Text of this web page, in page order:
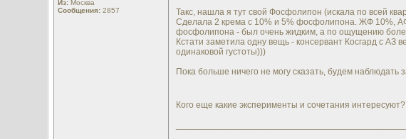
Из:Москва
Сообщения:2857 Такс, нашла я тут свой Фосфолипон (искала по всей
Сделала 2 крема с 10% и 5% фосфолипона. ЖФ 10%, АФ
фосфолипона - был очень жидким, а по ощущению
Кстати заметила одну вещь - консервант Косгард с АЗ
одинаковой густоты)))
Пока больше ничего не могу сказать, будем наблюдать
Кого еще какие эксперименты и сочетания интересуют?